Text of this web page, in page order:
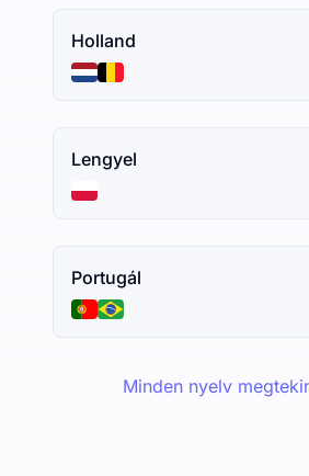
Holland
Lengyel
Portugál
Minden nyelv